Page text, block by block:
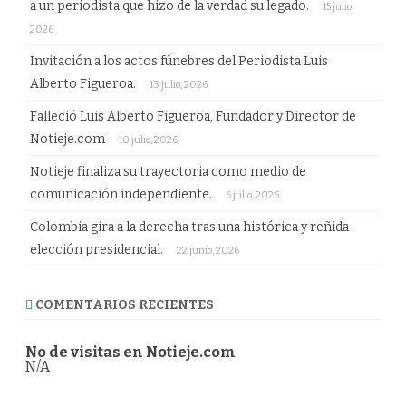
a un periodista que hizo de la verdad su legado.
15 julio,
2026
Invitación a los actos fúnebres del Periodista Luis
Alberto Figueroa.
13 julio, 2026
Falleció Luis Alberto Figueroa, Fundador y Director de
Notieje.com
10 julio, 2026
Notieje finaliza su trayectoria como medio de
comunicación independiente.
6 julio, 2026
Colombia gira a la derecha tras una histórica y reñida
elección presidencial.
22 junio, 2026
COMENTARIOS RECIENTES
No de visitas en Notieje.com
N/A